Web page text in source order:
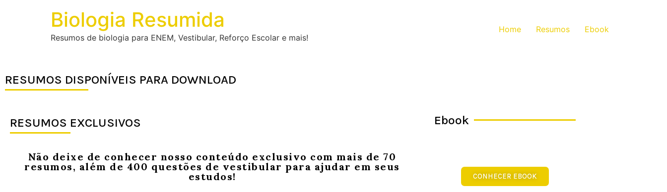
Biologia Resumida
Resumos de biologia para ENEM, Vestibular, Reforço Escolar e mais!
Home Resumos Ebook
RESUMOS DISPONÍVEIS PARA DOWNLOAD
RESUMOS EXCLUSIVOS
Não deixe de conhecer nosso conteúdo exclusivo com mais de 70
resumos, além de 400 questões de vestibular para ajudar em seus
estudos!
Ebook
CONHECER EBOOK